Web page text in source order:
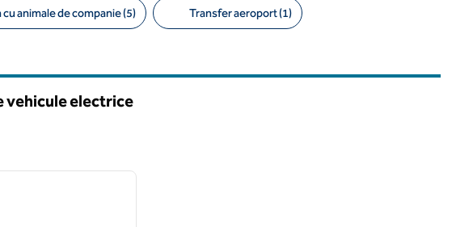
cu animale de companie (5) Transfer aeroport (1)
vehicule electrice
imaginea următoare